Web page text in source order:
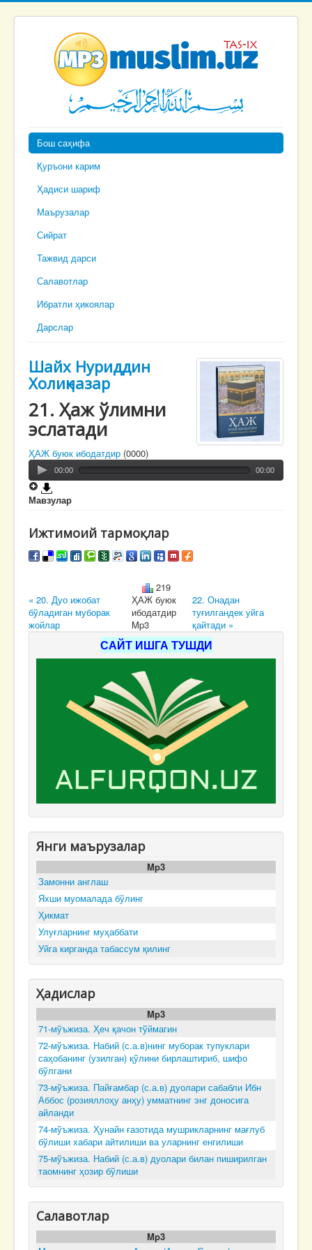
Бош саҳифа
Қуръони карим
Ҳадиси шариф
Маърузалар
Сийрат
Тажвид дарси
Салавотлар
Ибратли ҳикоялар
Дарслар
Шайх Нуриддин
Холиқназар
21. Ҳаж ўлимни
эслатади
ҲАЖ буюк ибодатдир (0000)
00:00 00:00
Мавзулар
Ижтимоий тармоқлар
219
« 20. Дуо ижобат
бўладиган муборак
жойлар
ҲАЖ буюк
ибодатдир
Mp3
22. Онадан
туғилгандек уйга
қайтади »
САЙТ ИШГА ТУШДИ
Янги маърузалар
Mp3
Замонни англаш
Яхши муомалада бўлинг
Ҳикмат
Улуғларнинг муҳаббати
Уйга кирганда табассум қилинг
Ҳадислар
Mp3
71-мўъжиза. Ҳеч қачон тўймагин
72-мўъжиза. Набий (с.а.в)нинг муборак тупуклари
саҳобанинг (узилган) қўлини бирлаштириб, шифо
бўлгани
73-мўъжиза. Пайғамбар (с.а.в) дуолари сабабли Ибн
Аббос (розияллоҳу анҳу) умматнинг энг доносига
айланди
74-мўъжиза. Ҳунайн ғазотида мушрикларнинг мағлуб
бўлиши хабари айтилиши ва уларнинг енгилиши
75-мўъжиза. Набий (с.а.в) дуолари билан пиширилган
таомнинг ҳозир бўлиши
Салавотлар
Mp3